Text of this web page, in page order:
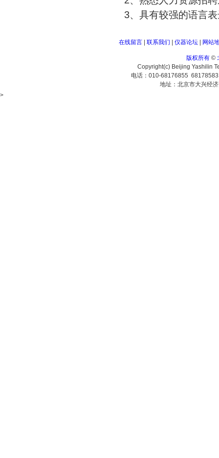
3、具有较强的语言
在线留言| 联系我们 仪器论坛| 网站
版权所有©
Copyright(c) Beijing Yashilin
电话：010-68176855
地址：北京市大兴经
>